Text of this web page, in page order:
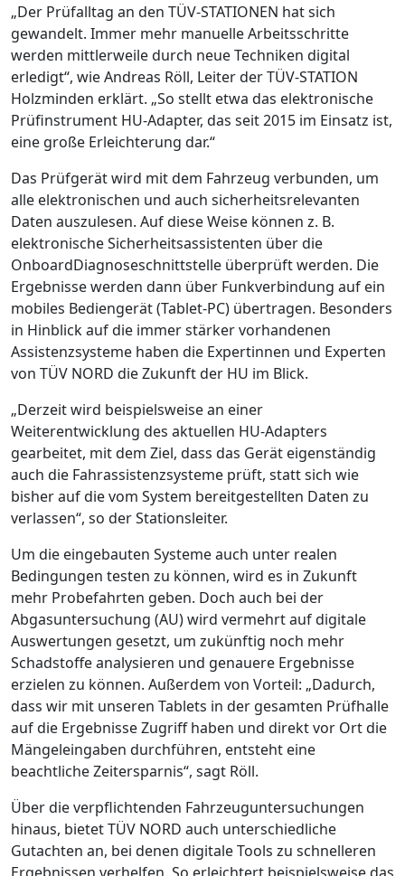
„Der Prüfalltag an den TÜV-STATIONEN hat sich
gewandelt. Immer mehr manuelle Arbeitsschritte
werden mittlerweile durch neue Techniken digital
erledigt“, wie Andreas Röll, Leiter der TÜV-STATION
Holzminden erklärt. „So stellt etwa das elektronische
Prüfinstrument HU-Adapter, das seit 2015 im Einsatz ist,
eine große Erleichterung dar.“
Das Prüfgerät wird mit dem Fahrzeug verbunden, um
alle elektronischen und auch sicherheitsrelevanten
Daten auszulesen. Auf diese Weise können z. B.
elektronische Sicherheitsassistenten über die
OnboardDiagnoseschnittstelle überprüft werden. Die
Ergebnisse werden dann über Funkverbindung auf ein
mobiles Bediengerät (Tablet-PC) übertragen. Besonders
in Hinblick auf die immer stärker vorhandenen
Assistenzsysteme haben die Expertinnen und Experten
von TÜV NORD die Zukunft der HU im Blick.
„Derzeit wird beispielsweise an einer
Weiterentwicklung des aktuellen HU-Adapters
gearbeitet, mit dem Ziel, dass das Gerät eigenständig
auch die Fahrassistenzsysteme prüft, statt sich wie
bisher auf die vom System bereitgestellten Daten zu
verlassen“, so der Stationsleiter.
Um die eingebauten Systeme auch unter realen
Bedingungen testen zu können, wird es in Zukunft
mehr Probefahrten geben. Doch auch bei der
Abgasuntersuchung (AU) wird vermehrt auf digitale
Auswertungen gesetzt, um zukünftig noch mehr
Schadstoffe analysieren und genauere Ergebnisse
erzielen zu können. Außerdem von Vorteil: „Dadurch,
dass wir mit unseren Tablets in der gesamten Prüfhalle
auf die Ergebnisse Zugriff haben und direkt vor Ort die
Mängeleingaben durchführen, entsteht eine
beachtliche Zeitersparnis“, sagt Röll.
Über die verpflichtenden Fahrzeuguntersuchungen
hinaus, bietet TÜV NORD auch unterschiedliche
Gutachten an, bei denen digitale Tools zu schnelleren